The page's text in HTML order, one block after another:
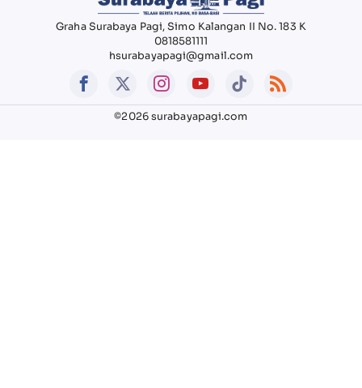
Graha Surabaya Pagi, Simo Kalangan II No. 183 K
0818581111
hsurabayapagi@gmail.com
©2026 surabayapagi.com